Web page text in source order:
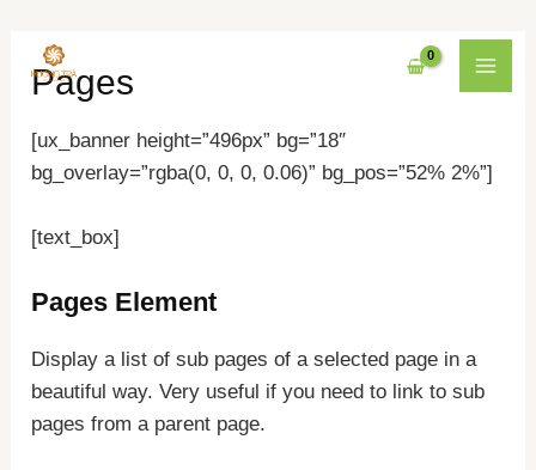
Nhảy
dung
Pages
[ux_banner height=”496px” bg=”18″
bg_overlay=”rgba(0, 0, 0, 0.06)” bg_pos=”52% 2%”]
[text_box]
Pages Element
Display a list of sub pages of a selected page in a
beautiful way. Very useful if you need to link to sub
pages from a parent page.